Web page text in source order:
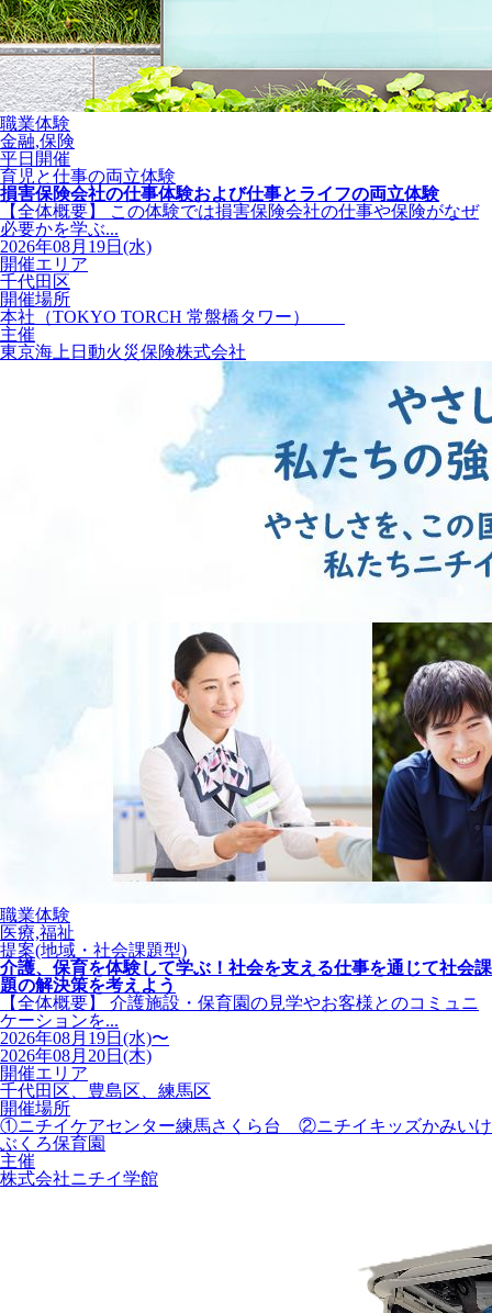
職業体験
金融,保険
平日開催
育児と仕事の両立体験
損害保険会社の仕事体験および仕事とライフの両立体験
【全体概要】 この体験では損害保険会社の仕事や保険がなぜ
必要かを学ぶ...
2026年08月19日(水)
開催エリア
千代田区
開催場所
本社（TOKYO TORCH 常盤橋タワー）
主催
東京海上日動火災保険株式会社
職業体験
医療,福祉
提案(地域・社会課題型)
介護、保育を体験して学ぶ！社会を支える仕事を通じて社会課
題の解決策を考えよう
【全体概要】 介護施設・保育園の見学やお客様とのコミュニ
ケーションを...
2026年08月19日(水)〜
2026年08月20日(木)
開催エリア
千代田区、豊島区、練馬区
開催場所
①ニチイケアセンター練馬さくら台 ②ニチイキッズかみいけ
ぶくろ保育園
主催
株式会社ニチイ学館